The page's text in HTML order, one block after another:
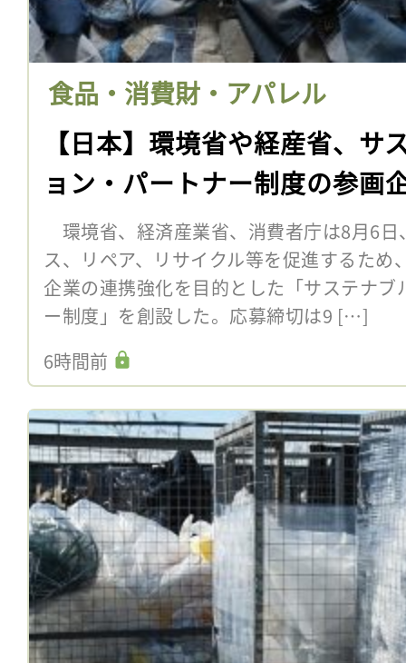
食品・消費財・アパレル
【日本】環境省や経産省、サ
ョン・パートナー制度の参画
環境省、経済産業省、消費者庁は8月6
ス、リペア、リサイクル等を促進するため
企業の連携強化を目的とした「サステナ
ー制度」を創設した。応募締切は9 […]
6時間前